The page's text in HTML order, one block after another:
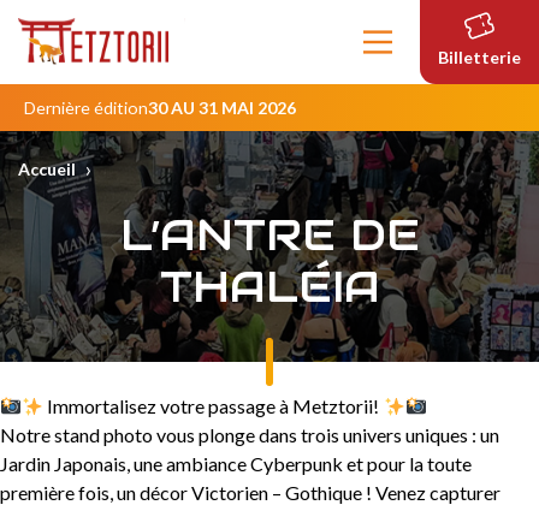
Contenu
principal
Billetterie
Dernière édition30 AU 31 MAI 2026
Accueil ›
L’ANTRE DE
THALÉIA
Immortalisez votre passage à Metztorii!
Notre stand photo vous plonge dans trois univers uniques : un
Jardin Japonais, une ambiance Cyberpunk et pour la toute
première fois, un décor Victorien – Gothique ! Venez capturer